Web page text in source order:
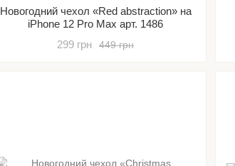
Новогодний чехол «Red abstraction» на
iPhone 12 Pro Max арт. 1486
449 грн
299 грн